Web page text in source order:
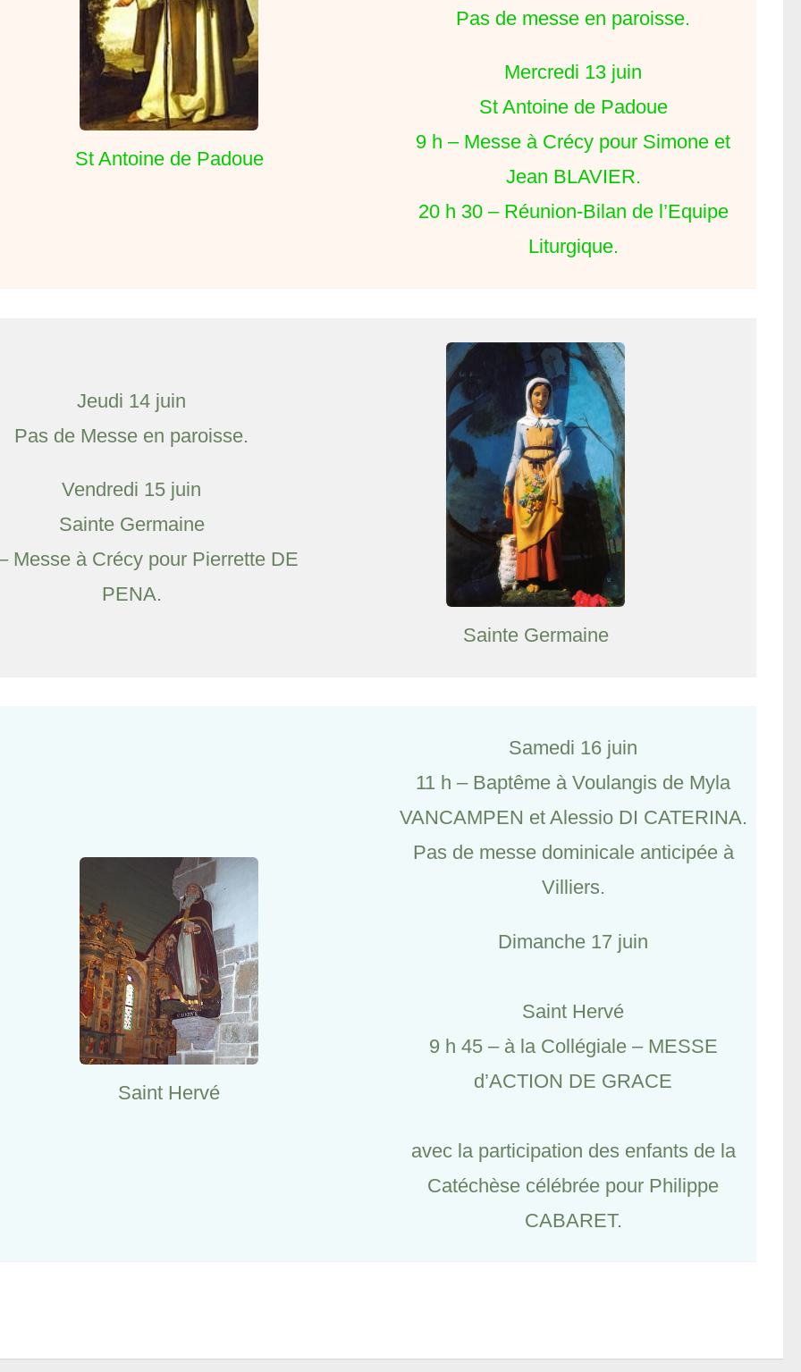
St Antoine de Padoue
Pas de messe en paroisse.
Mercredi 13 juin
St Antoine de Padoue
9 h – Messe à Crécy pour Simone et
Jean BLAVIER.
20 h 30 – Réunion-Bilan de l’Equipe
Liturgique.
Jeudi 14 juin
Pas de Messe en paroisse.
Vendredi 15 juin
Sainte Germaine
Messe à Crécy pour Pierrette DE
PENA.
Sainte Germaine
Saint Hervé
Samedi 16 juin
11 h – Baptême à Voulangis de Myla
VANCAMPEN et Alessio DI CATERINA.
Pas de messe dominicale anticipée à
Villiers.
Dimanche 17 juin
Saint Hervé
9 h 45 – à la Collégiale – MESSE
d’ACTION DE GRACE
avec la participation des enfants de la
Catéchèse célébrée pour Philippe
CABARET.